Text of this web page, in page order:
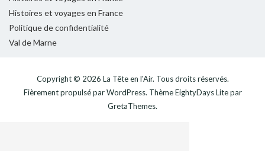
Histoires et voyages en France
Politique de confidentialité
Val de Marne
Copyright © 2026 La Tête en l'Air. Tous droits réservés.
Fièrement propulsé parWordPress. ThèmeEightyDays Litepar
GretaThemes.